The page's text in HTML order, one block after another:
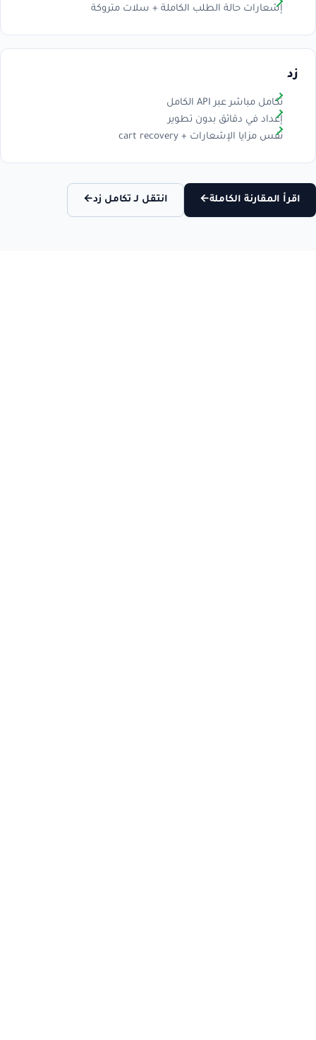
إشعارات حالة الطلب الكاملة + سلات متروكة
زد
تكامل مباشر عبر API الكامل
إعداد في دقائق بدون تطوير
نفس مزايا الإشعارات + cart recovery
اقرأ المقارنة الكاملة← انتقل لـ تكامل زد←